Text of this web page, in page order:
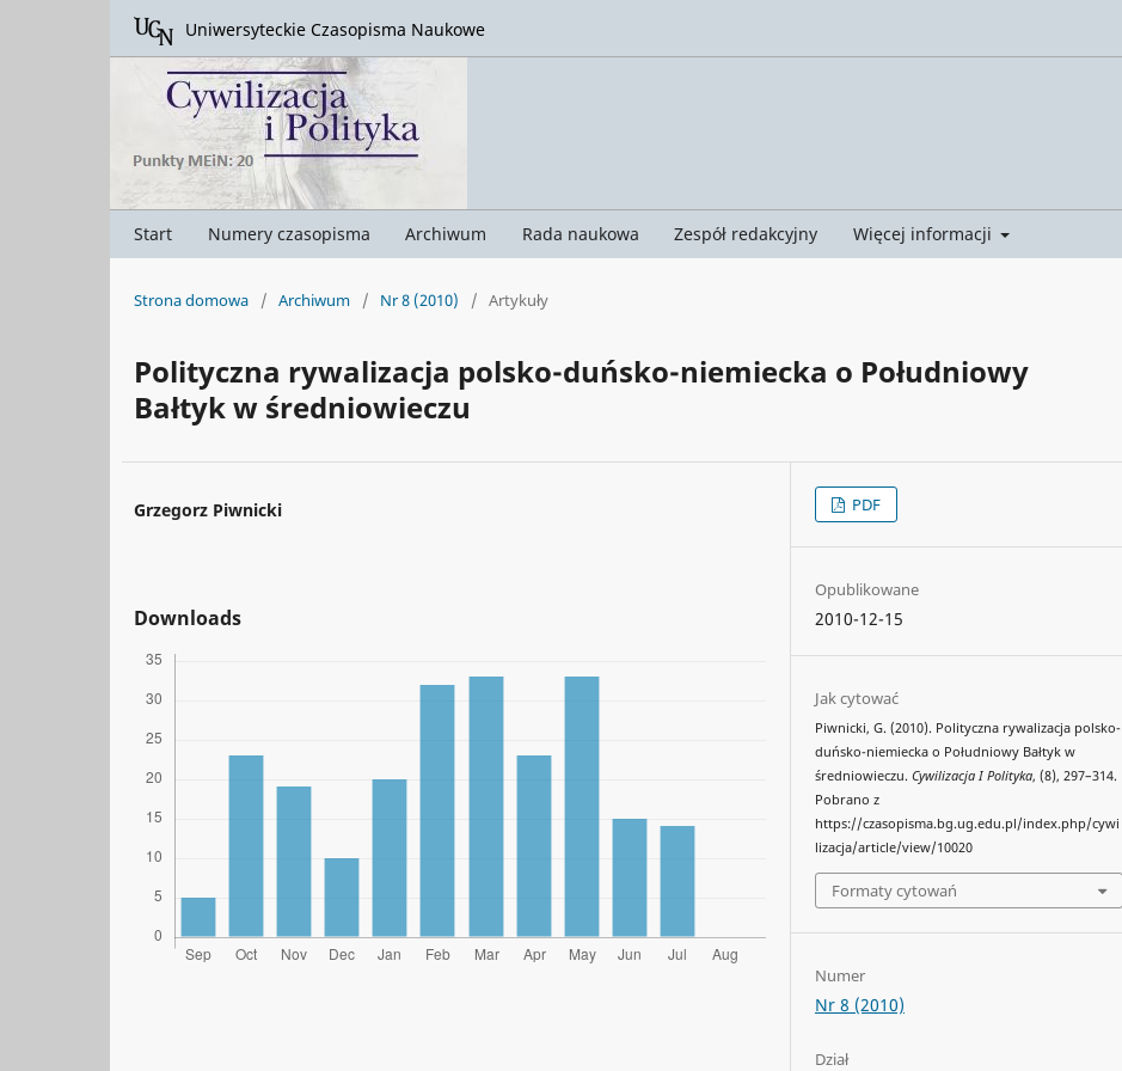
Start Numery czasopisma Archiwum Rada naukowa Zespół redakcyjny Więcej informacji
Uniwersyteckie Czasopisma Naukowe
Strona domowa / Archiwum / Nr 8 (2010) / Artykuły
Polityczna rywalizacja polsko-duńsko-niemiecka o Południowy
Bałtyk w średniowieczu
Grzegorz Piwnicki
Downloads
PDF
Opublikowane
2010-12-15
Jak cytować
Piwnicki, G. (2010). Polityczna rywalizacja polsko-
duńsko-niemiecka o Południowy Bałtyk w
średniowieczu.Cywilizacja I Polityka, (8), 297–314.
Pobrano z
https://czasopisma.bg.ug.edu.pl/index.php/cywi
lizacja/article/view/10020
Formaty cytowań
Numer
Nr 8 (2010)
Dział